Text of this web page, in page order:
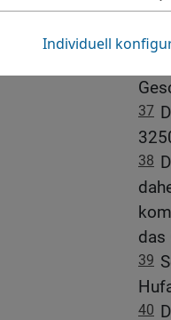
37
38
das
39
40